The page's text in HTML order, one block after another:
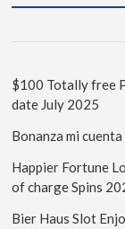
$100 Totally free
date July 2025
Bonanza mi
Happier Fortune
of charge Spins
Bier Haus Slot